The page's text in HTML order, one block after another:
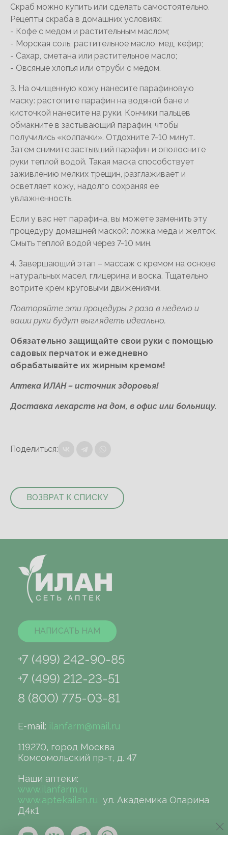
Скраб можно купить или сделать самостоятельно.
Рецепты скраба в домашних условиях:
- Кофе с медом и растительным маслом;
- Морская соль, растительное масло, мед, кефир;
- Сахар, сметана или растительное масло;
- Овсяные хлопья или отруби с медом.
3. На очищенную кожу нанесите парафиновую
маску: растопите парафин на водяной бане и
кисточкой нанесите на руки. Кончики пальцев
обмакните в застывающий парафин, чтобы
получились «колпачки». Отдохните 7-10 минут.
Затем снимите застывший парафин и ополосните
руки теплой водой. Такая маска способствует
заживлению мелких трещин, разглаживает и
осветляет кожу, надолго сохраняя ее
увлажненность.
Если у вас нет парафина, вы можете заменить эту
процедуру домашней маской: ложка меда и желток.
Смыть теплой водой через 7-10 мин.
4. Завершающий этап – массаж с кремом на основе
натуральных масел, глицерина и воска. Тщательно
вотрите крем круговыми движениями.
Повторяйте эти процедуры 2 раза в неделю и
ваши руки будут выглядеть идеально.
Обязательно защищайте свои руки с помощью
садовых перчаток и ежедневно
обрабатывайте их жирным кремом!
Аптека ИЛАН – источник здоровья!
Доставка лекарств на дом, в офис или больницу.
Поделиться:
ВОЗВРАТ К СПИСКУ
НАПИСАТЬ НАМ
+7 (499) 242-90-85
+7 (499) 212-23-51
8 (800) 775-03-81
E-mail: ilanfarm@mail.ru
119270, город Москва
Комсомольский пр-т, д. 47
Наши аптеки:
www.ilanfarm.ru
www.aptekailan.ru ул. Академика Опарина
Д4к1